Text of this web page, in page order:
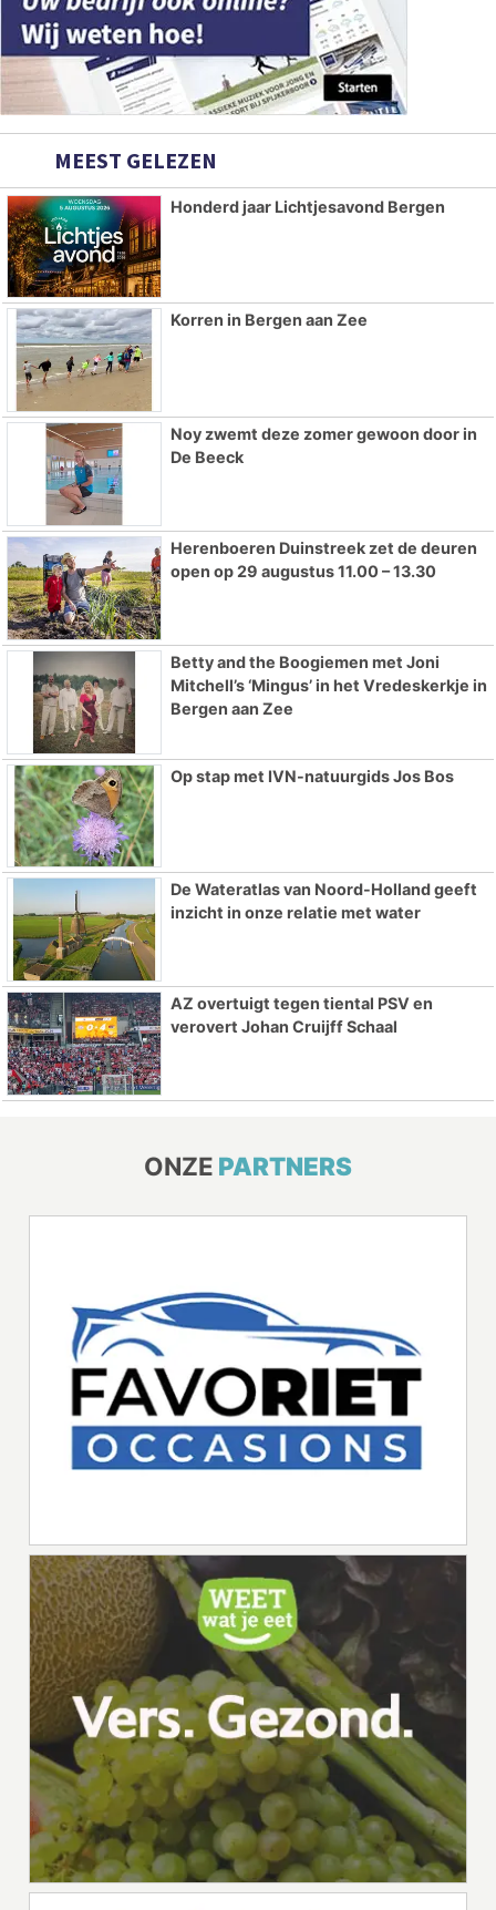
MEEST GELEZEN
Honderd jaar Lichtjesavond Bergen
Korren in Bergen aan Zee
Noy zwemt deze zomer gewoon door in
De Beeck
Herenboeren Duinstreek zet de deuren
open op 29 augustus 11.00 – 13.30
Betty and the Boogiemen met Joni
Mitchell’s ‘Mingus’ in het Vredeskerkje in
Bergen aan Zee
Op stap met IVN-natuurgids Jos Bos
De Wateratlas van Noord-Holland geeft
inzicht in onze relatie met water
AZ overtuigt tegen tiental PSV en
verovert Johan Cruijff Schaal
ONZE PARTNERS